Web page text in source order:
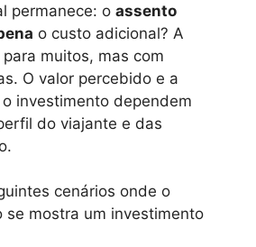
permanece: o assento
o custo adicional? A
para muitos, mas com
O valor percebido e a
investimento dependem
do viajante e das
cenários onde o
se mostra um investimento